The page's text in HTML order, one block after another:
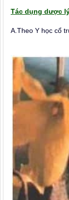
Tác dụng dược
A.Theo Y học cổ